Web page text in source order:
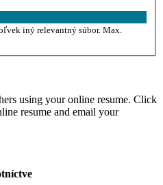
iný relevantný súbor. Max.
using your online resume. Click
resume and email your